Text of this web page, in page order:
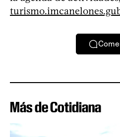
Más de Cotidiana